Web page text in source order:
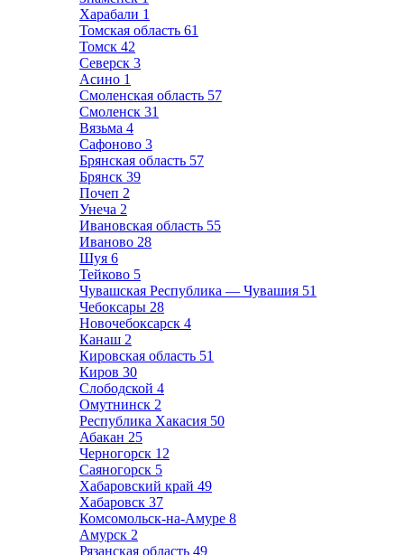
Харабали 1
Томская область 61
Томск 42
Северск 3
Асино 1
Смоленская область 57
Смоленск 31
Вязьма 4
Сафоново 3
Брянская область 57
Брянск 39
Почеп 2
Унеча 2
Ивановская область 55
Иваново 28
Шуя 6
Тейково 5
Чувашская Республика — Чувашия 51
Чебоксары 28
Новочебоксарск 4
Канаш 2
Кировская область 51
Киров 30
Слободской 4
Омутнинск 2
Республика Хакасия 50
Абакан 25
Черногорск 12
Саяногорск 5
Хабаровский край 49
Хабаровск 37
Комсомольск-на-Амуре 8
Амурск 2
Рязанская область 49